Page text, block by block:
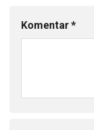
Komentar*